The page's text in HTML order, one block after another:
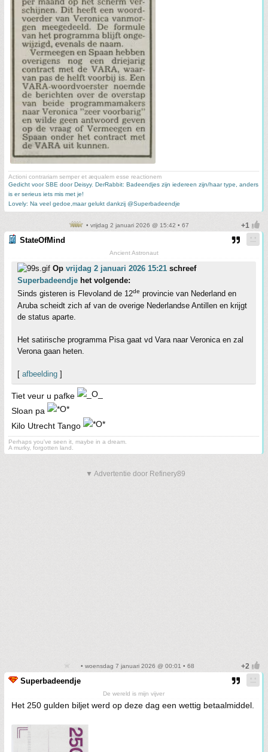
Actioni contrariam semper et æqualem esse reactionem
Gedicht voor SBE door Deisyy, DerRabbit: Badeendjes zijn iedereen zijn/haar type, anders
is er serieus iets mis met je!
Lovely: Na veel gedoe,maar gelukt dankzij @Superbadeendje
• vrijdag 2 januari 2026 @ 15:42 • 67
StateOfMind
Ancient Astronaut
Op vrijdag 2 januari 2026 15:21 schreef
Superbadeendje het volgende:
Sinds gisteren is Flevoland de 12de provincie van Nederland en
Aruba scheidt zich af van de overige Nederlandse Antillen en krijgt
de status aparte.
Het satirische programma Pisa gaat vd Vara naar Veronica en zal
Verona gaan heten.
[ afbeelding ]
Tiet veur u pafke
Sloan pa
Kilo Utrecht Tango
Perhaps you've seen it, maybe in a dream.
A murky, forgotten land.
▼ Advertentie door Refinery89
• woensdag 7 januari 2026 @ 00:01 • 68
Superbadeendje
De wereld is mijn vijver
Het 250 gulden biljet werd op deze dag een wettig betaalmiddel.